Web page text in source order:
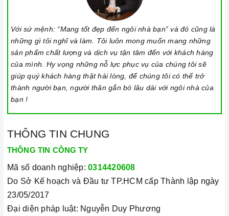
Với sứ mệnh: “Mang tốt đẹp đến ngôi nhà bạn” và đó cũng là
những gì tôi nghĩ và làm. Tôi luôn mong muốn mang những
sản phẩm chất lượng và dịch vụ tận tâm đến với khách hàng
của mình. Hy vọng những nỗ lực phục vụ của chúng tôi sẽ
giúp quý khách hàng thật hài lòng, để chúng tôi có thể trở
thành người bạn, người thân gắn bó lâu dài với ngôi nhà của
bạn !
THÔNG TIN CHUNG
THÔNG TIN CÔNG TY
Mã số doanh nghiệp: 0314420608
Do Sở Kế hoạch và Đầu tư TP.HCM cấp Thành lập ngày
23/05/2017
Đại diện pháp luật: Nguyễn Duy Phương